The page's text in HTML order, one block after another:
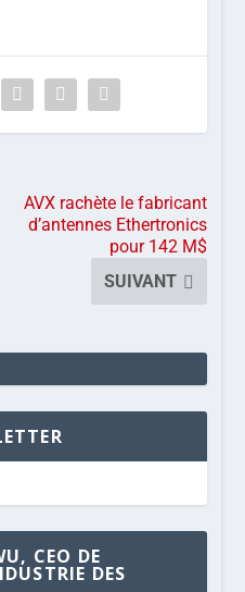
AVX rachète le fabricant
d’antennes Ethertronics
pour 142 M$
SUIVANT
CEO DE
DES